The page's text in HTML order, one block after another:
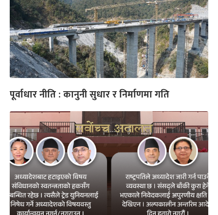
पूर्वाधार नीति : कानुनी सुधार र निर्माणमा गति